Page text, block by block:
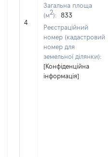
4
Загальна площа
(м2):
833
Реєстраційний
номер (кадастровий
номер для
земельної ділянки):
[Конфіденційна
інформація]